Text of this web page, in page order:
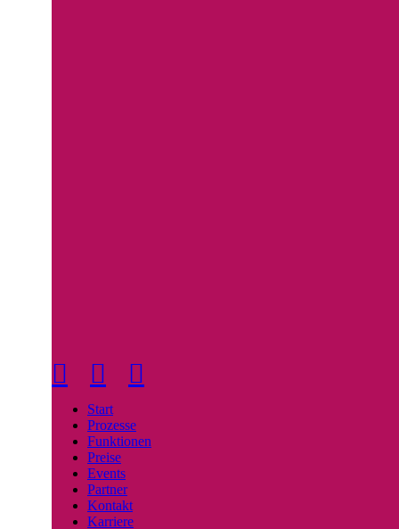
LinkedinFacebook
Start
Prozesse
Funktionen
Preise
Events
Partner
Kontakt
Karriere